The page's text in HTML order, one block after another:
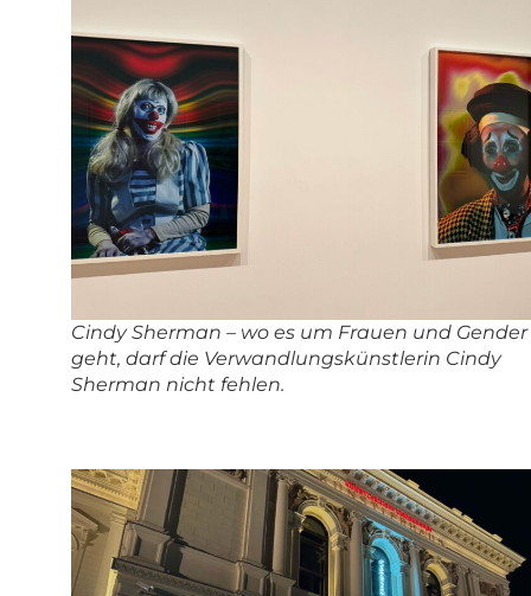
Cindy Sherman – wo es um Frauen und Gender
geht, darf die Verwandlungskünstlerin Cindy
Sherman nicht fehlen.